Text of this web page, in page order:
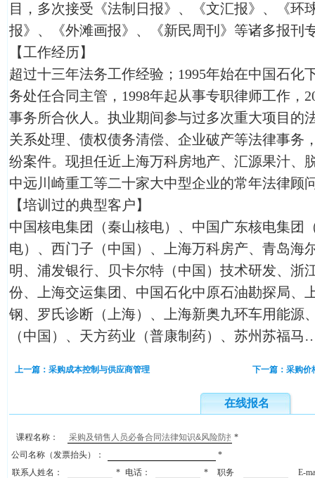
目，多次接受《法制日报》、《文汇报》、《环
报》、《外滩画报》、《新民周刊》等诸多报刊
【工作经历】
超过十三年法务工作经验；1995年始在中国石化
务处任合同主管，1998年起从事专职律师工作，
事务所合伙人。执业期间参与过多次重大项目的
关系处理、债权债务清偿、企业破产等法律事务
纷案件。现担任近上海万科房地产、汇源果汁、
中远川崎重工等二十家大中型企业的常年法律顾
【培训过的典型客户】
中国核电集团（秦山核电）、中国广东核电集团
电）、西门子（中国）、上海万科房产、青岛海
明、浦发银行、贝卡尔特（中国）技术研发、浙
份、上海交运集团、中国石化中原石油勘探局、
钢、罗氏诊断（上海）、上海新奥九环车用能源
（中国）、天方药业（普康制药）、苏州苏福
上一篇：采购成本控制与供应商管理 下一篇：采购价
在线报名
课程名称：
*
公司名称（发票抬头）：
*
联系人姓名：
* 电话： * 职务
E-